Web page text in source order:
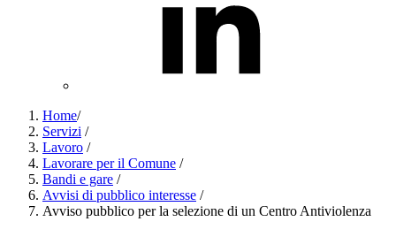
Home/
Servizi /
Lavoro /
Lavorare per il Comune /
Bandi e gare /
Avvisi di pubblico interesse /
Avviso pubblico per la selezione di un Centro Antiviolenza